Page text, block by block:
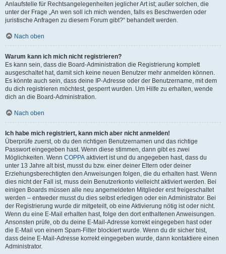
Anlaufstelle für Rechtsangelegenheiten jeglicher Art ist; außer solchen, die
unter der Frage „An wen soll ich mich wenden, falls es Beschwerden oder
juristische Anfragen zu diesem Forum gibt?“ behandelt werden.
Nach oben
Warum kann ich mich nicht registrieren?
Es kann sein, dass die Board-Administration die Registrierung komplett
ausgeschaltet hat, damit sich keine neuen Benutzer mehr anmelden können.
Es könnte auch sein, dass deine IP-Adresse oder der Benutzername, mit dem
du dich registrieren möchtest, gesperrt wurden. Um Hilfe zu erhalten, wende
dich an die Board-Administration.
Nach oben
Ich habe mich registriert, kann mich aber nicht anmelden!
Überprüfe zuerst, ob du den richtigen Benutzernamen und das richtige
Passwort eingegeben hast. Wenn diese stimmen, dann gibt es zwei
Möglichkeiten. Wenn COPPA aktiviert ist und du angegeben hast, dass du
unter 13 Jahre alt bist, musst du bzw. einer deiner Eltern oder deiner
Erziehungsberechtigten den Anweisungen folgen, die du erhalten hast. Wenn
dies nicht der Fall ist, muss dein Benutzerkonto vielleicht aktiviert werden. Bei
einigen Boards müssen alle neu angemeldeten Mitglieder erst freigeschaltet
werden – entweder musst du dies selbst erledigen oder ein Administrator. Bei
der Registrierung wurde dir mitgeteilt, ob eine Aktivierung nötig ist oder nicht.
Wenn du eine E-Mail erhalten hast, folge den dort enthaltenen Anweisungen.
Ansonsten prüfe, ob du deine E-Mail-Adresse korrekt eingegeben hast oder
die E-Mail von einem Spam-Filter blockiert wurde. Wenn du dir sicher bist,
dass deine E-Mail-Adresse korrekt eingegeben wurde, dann kontaktiere einen
Administrator.